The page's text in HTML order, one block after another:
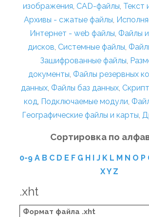
изображения, CAD-файлы, Текст
Архивы - сжатые файлы,
Интернет - web файлы, Файлы
дисков, Системные файлы,
Зашифрованные файлы,
документы, Файлы резервных
данных, Файлы баз данных,
код, Подключаемые модули,
Географические файлы и карты,
Сортировка по
0-9 A B C D E F G H I J K L M N O P
XY Z
.xht
Формат файла .xht